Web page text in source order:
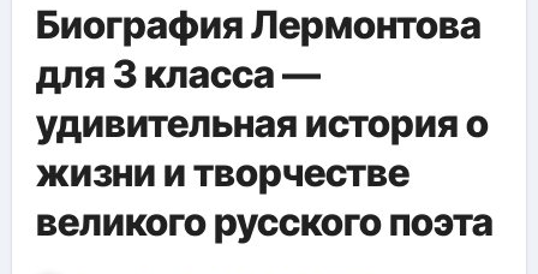
Биография Лермонтова
для 3 класса —
удивительная история о
жизни и творчестве
великого русского поэта